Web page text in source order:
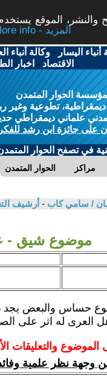
الموقع
More info - المزيد
أنباء اليسار -وكالة أنباء
الاقتصاد - اخبار
الحوار المتمدن
ديمقراطية، تطوعية وغير
علماني ديمقراطي
على جائزة ابن رشد
في تصفح الحوار
الحوار المتمدن مراكز
/ سامي كاب - أرشيف
موضوع شيق -
حساس والبعض
العرى له اثر على
الموضوع والتعليقات
وجهة نظر علمية